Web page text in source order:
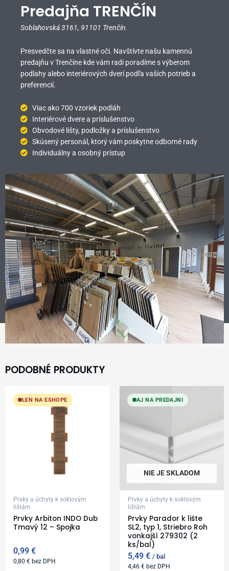
Predajňa TRENČÍN
Soblahovská 3161, 91101 Trenčín.
Presvedčte sa na vlastné oči. Navštívte našu kamennú
predajňu v Trenčíne kde vám radi poradíme s výberom
podlahy alebo interiérových dverí podľa vašich potrieb a
preferencií.
Viac ako 700 vzoriek podláh
Interiérové dvere a príslušenstvo
Obvodové lišty, podložky a príslušenstvo
Skúsený personál, ktorý vám poskytne odborné rady
Individuálny a osobný prístup
PODOBNÉ PRODUKTY
LEN NA ESHOPE
Prvky a úchyty k soklovým
lištám
Prvky Arbiton INDO Dub
Tmavý 12 – Spojka
0,99€
0,80€ bez DPH
AJ NA PREDAJNI
NIE JE SKLADOM
Prvky a úchyty k soklovým
lištám
Prvky Parador k lište
SL2, typ 1, Striebro Roh
vonkajší 279302 (2
ks/bal)
5,49€ bal
4,46€ bez DPH